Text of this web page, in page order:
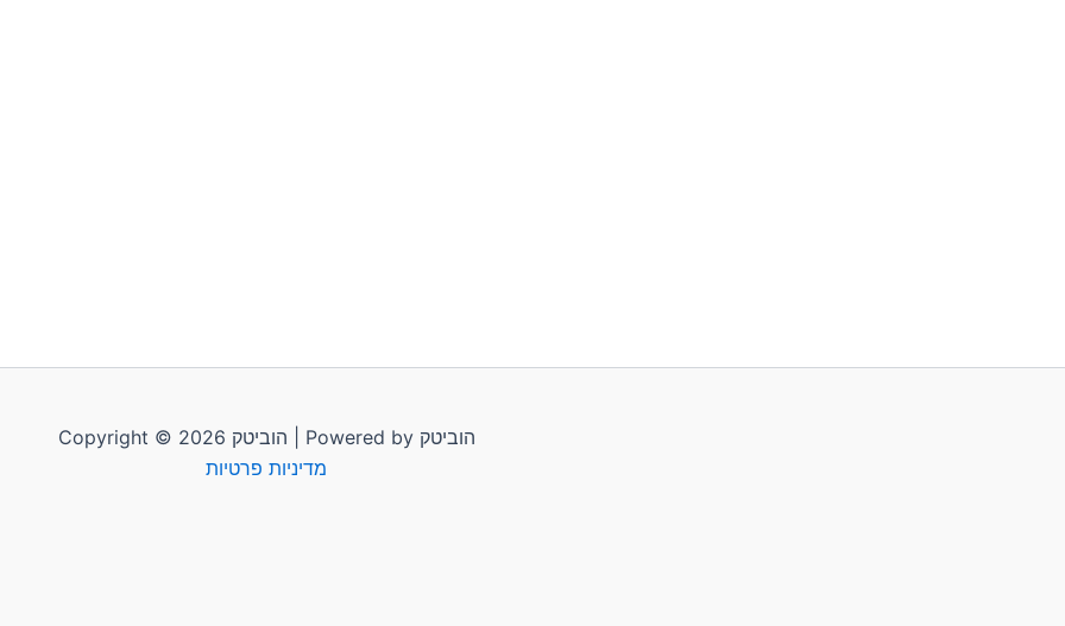
Copyright © 2026 הוביטק | Powered by הוביטק
מדיניות פרטיות